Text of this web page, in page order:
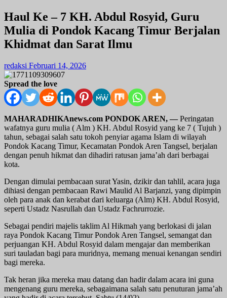
Haul Ke – 7 KH. Abdul Rosyid, Guru
Mulia di Pondok Kacang Timur Berjalan
Khidmat dan Sarat Ilmu
redaksi Februari 14, 2026
Spread the love
MAHARADHIKAnews.com PONDOK AREN, — Peringatan
wafatnya guru mulia ( Alm ) KH. Abdul Rosyid yang ke 7 ( Tujuh )
tahun, sebagai salah satu tokoh penyiar agama Islam di wilayah
Pondok Kacang Timur, Kecamatan Pondok Aren Tangsel, berjalan
dengan penuh hikmat dan dihadiri ratusan jama’ah dari berbagai
kota.
Dengan dimulai pembacaan surat Yasin, dzikir dan tahlil, acara juga
dihiasi dengan pembacaan Rawi Maulid Al Barjanzi, yang dipimpin
oleh para anak dan kerabat dari keluarga (Alm) KH. Abdul Rosyid,
seperti Ustadz Nasrullah dan Ustadz Fachrurrozie.
Sebagai pendiri majelis taklim Al Hikmah yang berlokasi di jalan
raya Pondok Kacang Timur Pondok Aren Tangsel, semangat dan
perjuangan KH. Abdul Rosyid dalam mengajar dan memberikan
suri tauladan bagi para muridnya, memang menuai kenangan sendiri
bagi mereka.
Tak heran jika mereka mau datang dan hadir dalam acara ini guna
mengenang guru mereka, sebagaimana salah satu penuturan jama’ah